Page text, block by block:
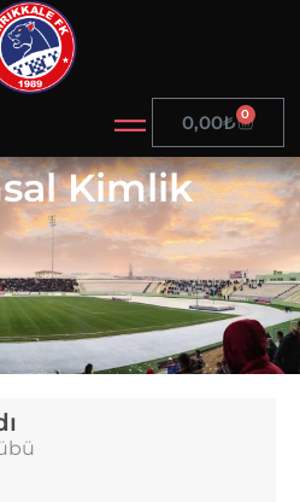
0,00₺ 0
Kimlik